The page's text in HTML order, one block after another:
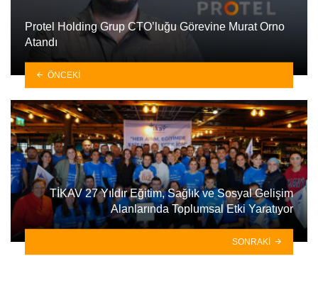
Protel Holding Grup CTO’luğu Görevine Murat Orno
Atandı
ÖNCEKI
TİKAV 27 Yıldır Eğitim, Sağlık ve Sosyal Gelişim
Alanlarında Toplumsal Etki Yaratıyor
SONRAKI